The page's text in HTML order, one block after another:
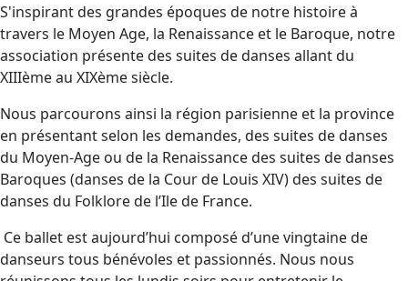
S'inspirant des grandes époques de notre histoire à
travers le Moyen Age, la Renaissance et le Baroque, notre
association présente des suites de danses allant du
XIIIème au XIXème siècle.
Nous parcourons ainsi la région parisienne et la province
en présentant selon les demandes, des suites de danses
du Moyen-Age ou de la Renaissance des suites de danses
Baroques (danses de la Cour de Louis XIV) des suites de
danses du Folklore de l’Ile de France.
Ce ballet est aujourd’hui composé d’une vingtaine de
danseurs tous bénévoles et passionnés. Nous nous